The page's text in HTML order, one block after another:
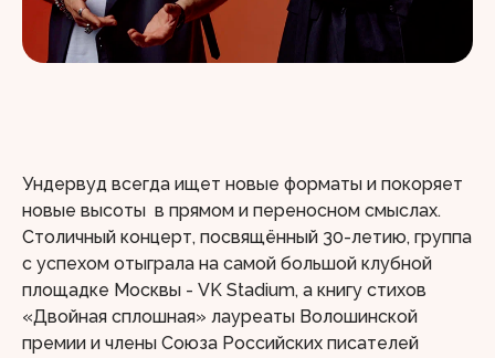
Ундервуд всегда ищет новые форматы и покоряет
новые высоты в прямом и переносном смыслах.
Столичный концерт, посвящённый 30-летию, группа
с успехом отыграла на самой большой клубной
площадке Москвы - VK Stadium, а книгу стихов
«Двойная сплошная» лауреаты Волошинской
премии и члены Союза Российских писателей